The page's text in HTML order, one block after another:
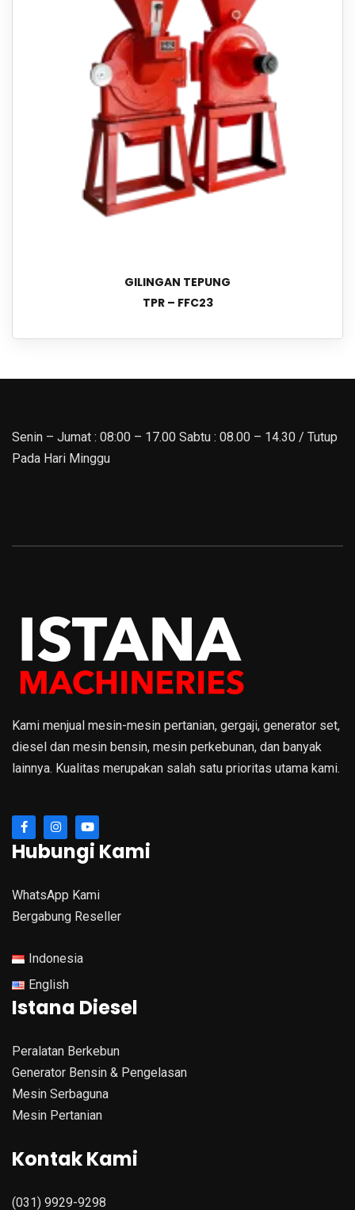
GILINGAN TEPUNG
TPR – FFC23
Senin – Jumat : 08:00 – 17.00 Sabtu : 08.00 – 14.30 / Tutup
Pada Hari Minggu
Kami menjual mesin-mesin pertanian, gergaji, generator set,
diesel dan mesin bensin, mesin perkebunan, dan banyak
lainnya. Kualitas merupakan salah satu prioritas utama kami.
Hubungi Kami
WhatsApp Kami
Bergabung Reseller
Indonesia
English
Istana Diesel
Peralatan Berkebun
Generator Bensin & Pengelasan
Mesin Serbaguna
Mesin Pertanian
Kontak Kami
(031) 9929-9298